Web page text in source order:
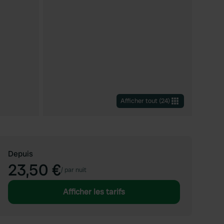
Afficher tout (24)
Depuis
23,50 €/ par nuit
Afficher les tarifs